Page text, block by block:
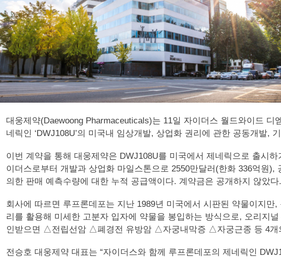
대웅제약(Daewoong Pharmaceuticals)는 11일 자이더스 월드와이드 디
네릭인 ‘DWJ108U’의 미국내 임상개발, 상업화 권리에 관한 공동개발,
이번 계약을 통해 대웅제약은 DWJ108U를 미국에서 제네릭으로 출시
이더스로부터 개발과 상업화 마일스톤으로 2550만달러(한화 336억원
의한 판매 예측수량에 대한 누적 공급액이다. 계약금은 공개하지 않았
회사에 따르면 루프론데포는 지난 1989년 미국에서 시판된 약물이지
리를 활용해 미세한 고분자 입자에 약물을 봉입하는 방식으로, 오리지
인받으면 △전립선암 △폐경전 유방암 △자궁내막증 △자궁근종 등 4개
전승호 대웅제약 대표는 “자이더스와 함께 루프론데포의 제네릭인